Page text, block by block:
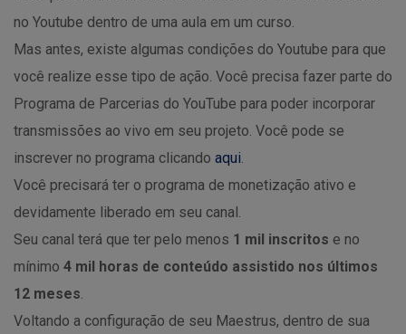
no Youtube dentro de uma aula em um curso.
Mas antes, existe algumas condições do Youtube para que
você realize esse tipo de ação. Você precisa fazer parte do
Programa de Parcerias do YouTube para poder incorporar
transmissões ao vivo em seu projeto. Você pode se
inscrever no programa clicando aqui.
Você precisará ter o programa de monetização ativo e
devidamente liberado em seu canal.
Seu canal terá que ter pelo menos 1 mil inscritos e no
mínimo 4 mil
horas de conteúdo assistido nos últimos
12 meses.
Voltando a configuração de seu Maestrus, dentro de sua